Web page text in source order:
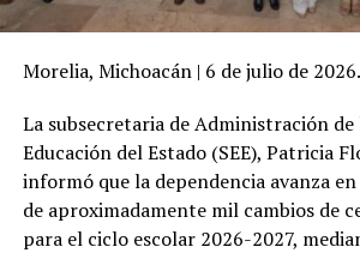
Morelia, Michoacán | 6 de julio de 2026.
La subsecretaria de Administración
Educación del Estado (SEE), Patricia
informó que la dependencia avanza
de aproximadamente mil cambios de
para el ciclo escolar 2026-2027,